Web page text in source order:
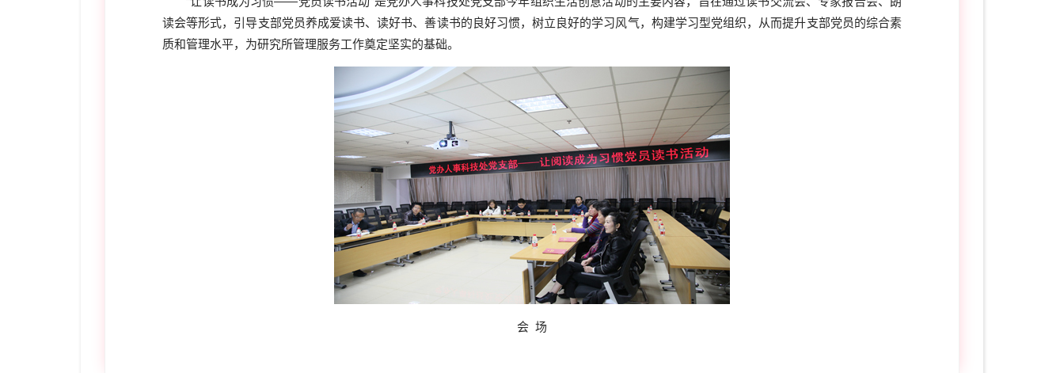
读会等形式，引导支部党员养成爱读书、读好书、善读书的良好习惯，树立良好的学习风气，构建学习型党组织，从而提升支部党员的综合素
质和管理水平，为研究所管理服务工作奠定坚实的基础。
会 场